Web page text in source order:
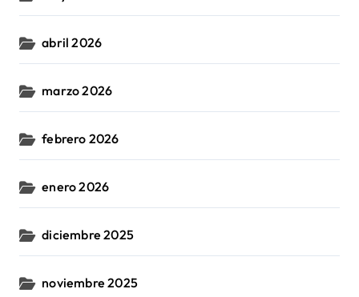
abril 2026
marzo 2026
febrero 2026
enero 2026
diciembre 2025
noviembre 2025